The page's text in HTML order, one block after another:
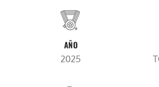
AÑO
2025